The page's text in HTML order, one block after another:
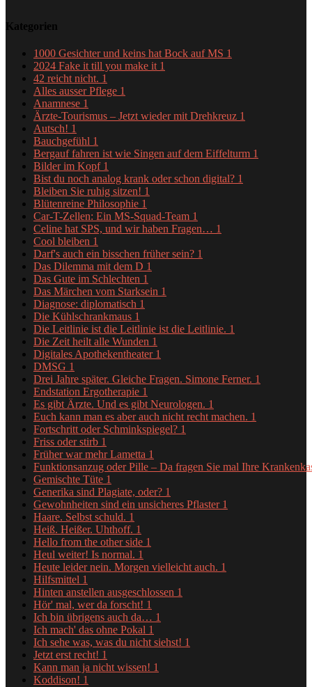
Kategorien
1000 Gesichter und keins hat Bock auf MS 1
2024 Fake it till you make it 1
42 reicht nicht. 1
Alles ausser Pflege 1
Anamnese 1
Ärzte-Tourismus – Jetzt wieder mit Drehkreuz 1
Autsch! 1
Bauchgefühl 1
Bergauf fahren ist wie Singen auf dem Eiffelturm 1
Bilder im Kopf 1
Bist du noch analog krank oder schon digital? 1
Bleiben Sie ruhig sitzen! 1
Blütenreine Philosophie 1
Car-T-Zellen: Ein MS-Squad-Team 1
Celine hat SPS, und wir haben Fragen… 1
Cool bleiben 1
Darf's auch ein bisschen früher sein? 1
Das Dilemma mit dem D 1
Das Gute im Schlechten 1
Das Märchen vom Starksein 1
Diagnose: diplomatisch 1
Die Kühlschrankmaus 1
Die Leitlinie ist die Leitlinie ist die Leitlinie. 1
Die Zeit heilt alle Wunden 1
Digitales Apothekentheater 1
DMSG 1
Drei Jahre später. Gleiche Fragen. Simone Ferner. 1
Endstation Ergotherapie 1
Es gibt Ärzte. Und es gibt Neurologen. 1
Euch kann man es aber auch nicht recht machen. 1
Fortschritt oder Schminkspiegel? 1
Friss oder stirb 1
Früher war mehr Lametta 1
Funktionsanzug oder Pille – Da fragen Sie mal Ihre
Gemischte Tüte 1
Generika sind Plagiate, oder? 1
Gewohnheiten sind ein unsicheres Pflaster 1
Haare. Selbst schuld. 1
Heiß. Heißer. Uhthoff. 1
Hello from the other side 1
Heul weiter! Is normal. 1
Heute leider nein. Morgen vielleicht auch. 1
Hilfsmittel 1
Hinten anstellen ausgeschlossen 1
Hör' mal, wer da forscht! 1
Ich bin übrigens auch da… 1
Ich mach' das ohne Pokal 1
Ich sehe was, was du nicht siehst! 1
Jetzt erst recht! 1
Kann man ja nicht wissen! 1
Koddison! 1